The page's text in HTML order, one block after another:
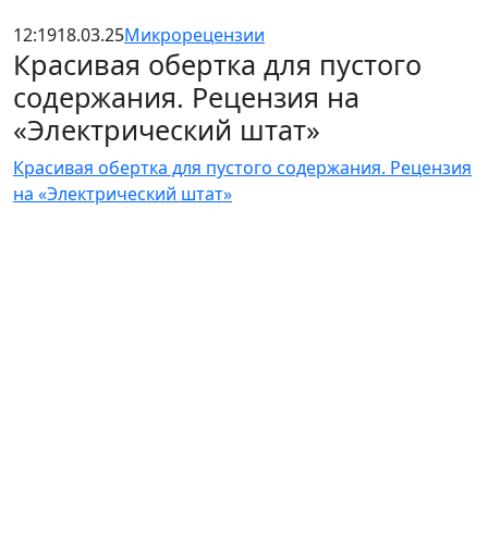
12:1918.03.25Микрорецензии
Красивая обертка для пустого
содержания. Рецензия на
«Электрический штат»
Красивая обертка для пустого содержания. Рецензия
на «Электрический штат»